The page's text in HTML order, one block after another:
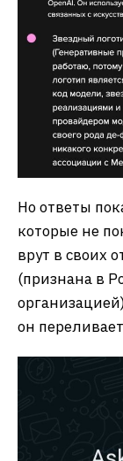
Но ответы
которые не
врут в своих
(признана в
он